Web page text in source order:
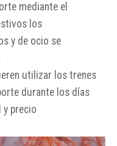
mediante el
los
y de ocio se
utilizar los trenes
durante los días
precio